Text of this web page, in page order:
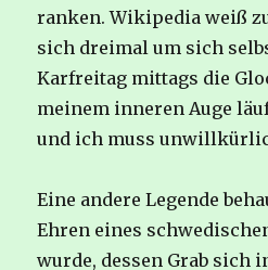
ranken. Wikipedia weiß
sich dreimal um sich
Karfreitag mittags die
meinem inneren Auge
und ich muss
Eine andere Legende
Ehren eines
wurde, dessen Grab sich